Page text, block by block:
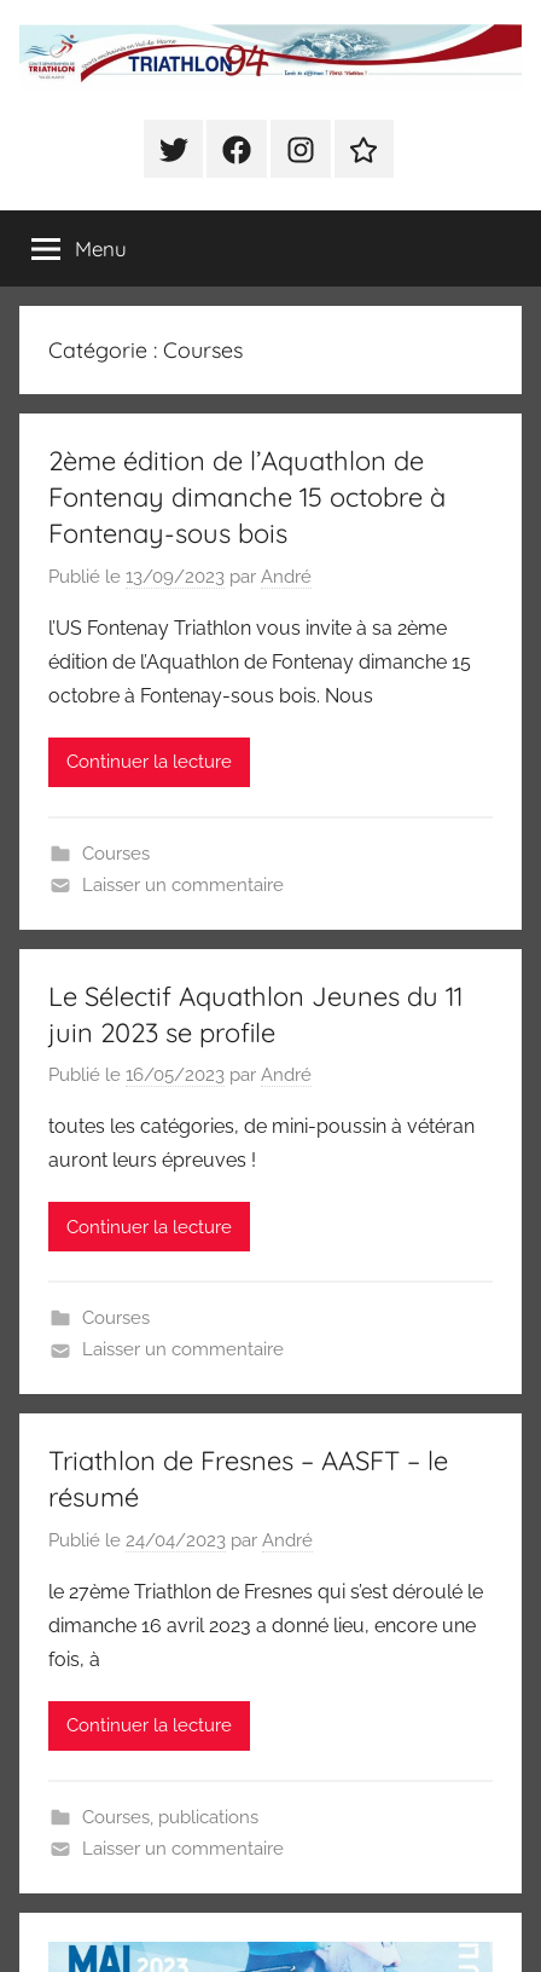
contenu
Comité
de
Triathlon
du
Val
de
Marne
94)
Marne
(Triathlon,
Swim
Run,
Raid)
Twitter FacebookInstagram
Se
Présent
CHOISY
Menu
Catégorie : Courses
2ème édition de l’Aquathlon de
Fontenay dimanche 15 octobre à
Fontenay-sous bois
Publié le 13/09/2023 par André
l’US Fontenay Triathlon vous invite à sa 2ème
édition de l’Aquathlon de Fontenay dimanche 15
octobre à Fontenay-sous bois. Nous
Continuer la lecture
Courses
Laisser un commentaire
Le Sélectif Aquathlon Jeunes du 11
juin 2023 se profile
Publié le 16/05/2023 par André
toutes les catégories, de mini-poussin à vétéran
auront leurs épreuves !
Continuer la lecture
Courses
Laisser un commentaire
Triathlon de Fresnes – AASFT – le
résumé
Publié le 24/04/2023 par André
le 27ème Triathlon de Fresnes qui s’est déroulé le
dimanche 16 avril 2023 a donné lieu, encore une
fois, à
Continuer la lecture
Courses, publications
Laisser un commentaire